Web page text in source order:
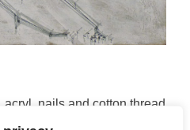
nails and cotton thread